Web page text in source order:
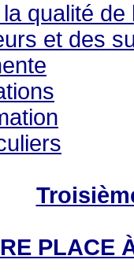
qualité
et des
PLACE